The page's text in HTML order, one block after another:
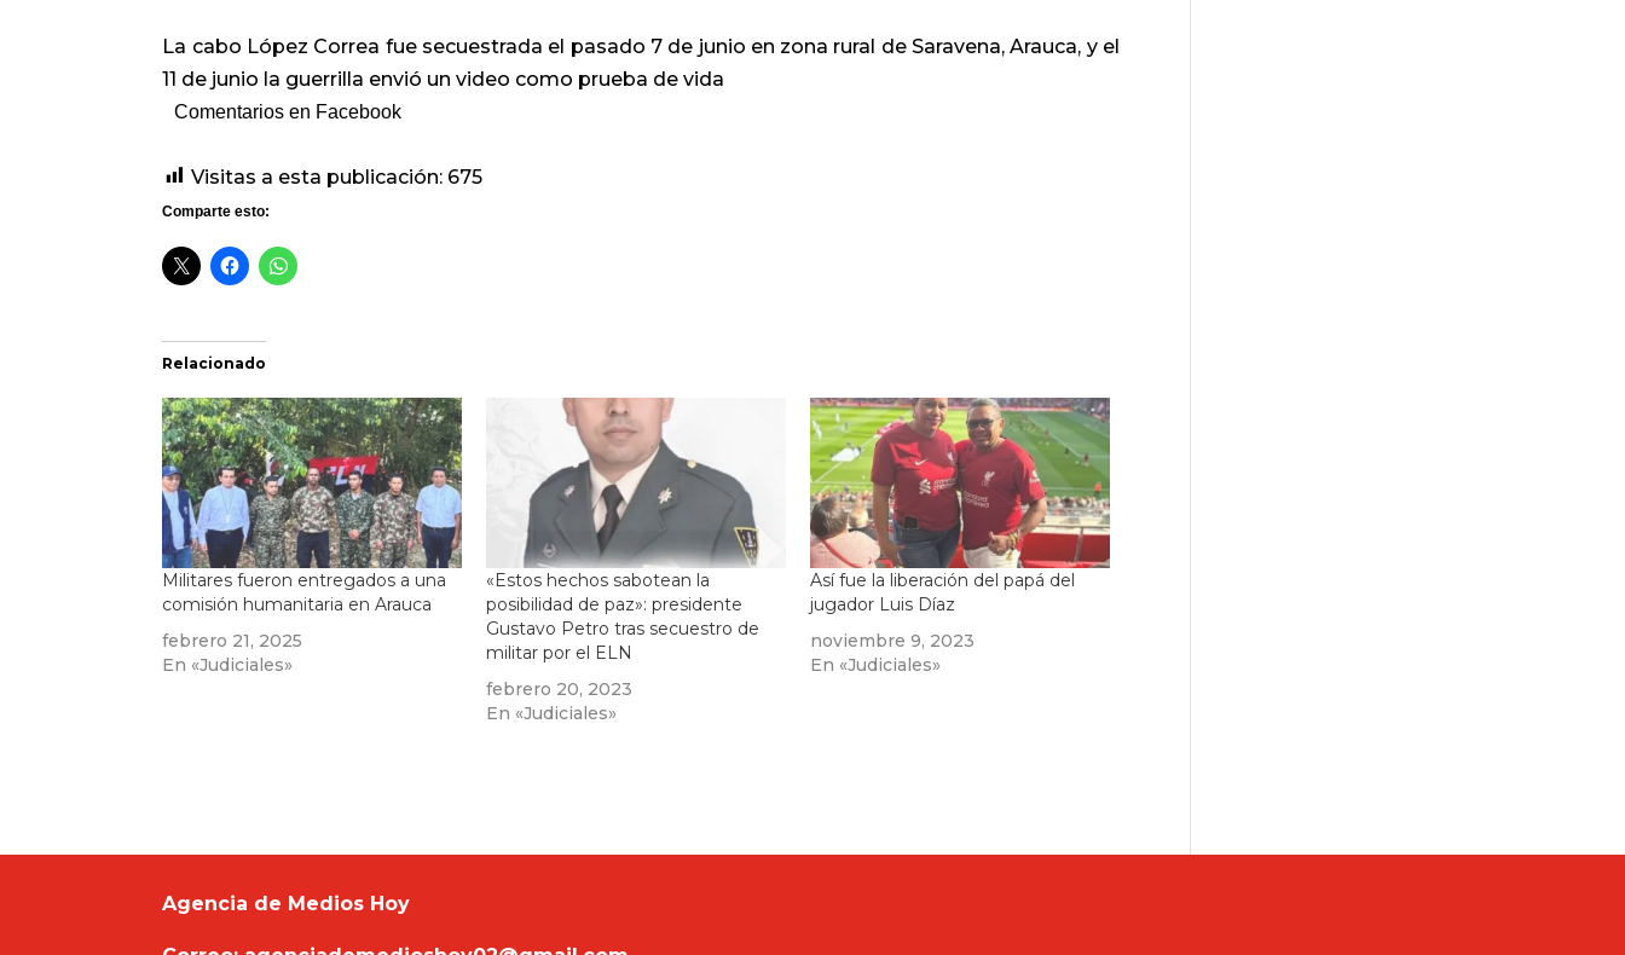
La cabo López Correa fue secuestrada el pasado 7 de junio en zona rural de Saravena, Arauca, y el
11 de junio la guerrilla envió un video como prueba de vida
Comentarios en Facebook
Visitas a esta publicación: 675
Comparte esto:
Relacionado
Militares fueron entregados a una
comisión humanitaria en Arauca
febrero 21, 2025
En «Judiciales»
«Estos hechos sabotean la
posibilidad de paz»: presidente
Gustavo Petro tras secuestro de
militar por el ELN
febrero 20, 2023
En «Judiciales»
Así fue la liberación del papá del
jugador Luis Díaz
noviembre 9, 2023
En «Judiciales»
Agencia de Medios Hoy